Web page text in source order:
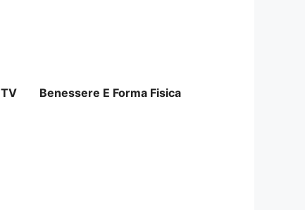
TV Benessere E Forma Fisica